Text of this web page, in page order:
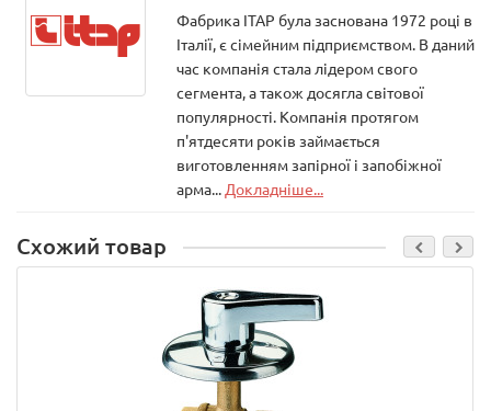
Фабрика ITAP була заснована 1972 році в
Італії, є сімейним підприємством. В даний
час компанія стала лідером свого
сегмента, а також досягла світової
популярності. Компанія протягом
п'ятдесяти років займається
виготовленням запірної і запобіжної
арма... Докладніше...
Схожий товар